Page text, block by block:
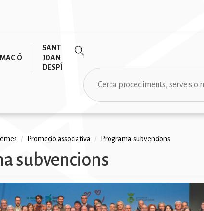
SANT
JOAN
DESPÍ
Cerca
/ Promoció associativa / Programa subvencions
subvencions